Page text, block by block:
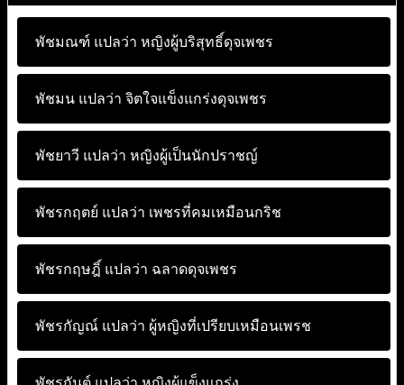
พัชมณฑ์ แปลว่า หญิงผู้บริสุทธิ์ดุจเพชร
พัชมน แปลว่า จิตใจแข็งแกร่งดุจเพชร
พัชยาวี แปลว่า หญิงผู้เป็นนักปราชญ์
พัชรกฤตย์ แปลว่า เพชรที่คมเหมือนกริช
พัชรกฤษฎิ์ แปลว่า ฉลาดดุจเพชร
พัชรกัญณ์ แปลว่า ผู้หญิงที่เปรียบเหมือนเพรช